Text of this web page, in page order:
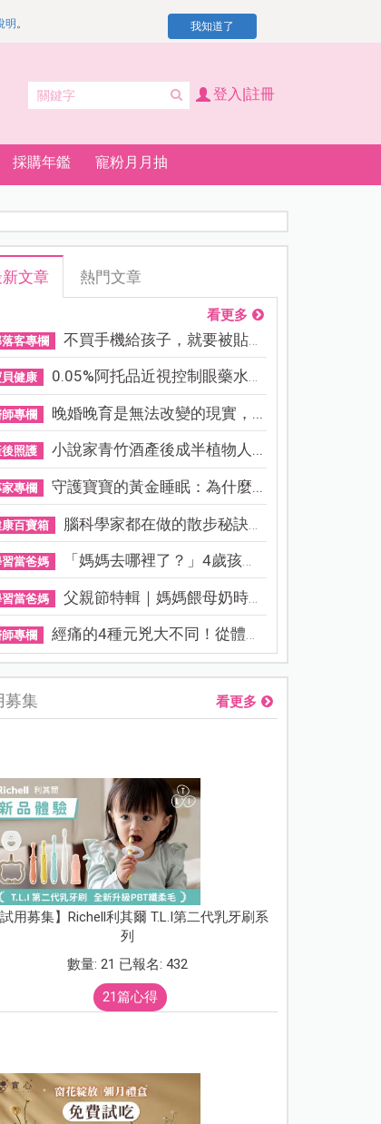
明 。 我知道了
登入|註冊
採購年鑑 寵粉月月抽
文章 熱門文章
看更多
客專欄 不買手機給孩子，就要被貼「...
健康 0.05%阿托品近視控制眼藥水納...
專欄 晚婚晚育是無法改變的現實，...
照護 小說家青竹酒產後成半植物人...
專欄 守護寶寶的黃金睡眠：為什麼...
百寶箱 腦科學家都在做的散步秘訣！...
當爸媽 「媽媽去哪裡了？」4歲孩子還...
當爸媽 父親節特輯｜媽媽餵母奶時，...
專欄 經痛的4種元兇大不同！從體質...
募集 看更多
試用募集】Richell利其爾 T.L.I第二代乳牙刷系
列
數量: 21 已報名: 432
21篇心得